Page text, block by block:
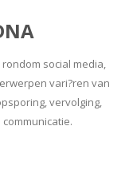
social media,
vari?ren van
vervolging,